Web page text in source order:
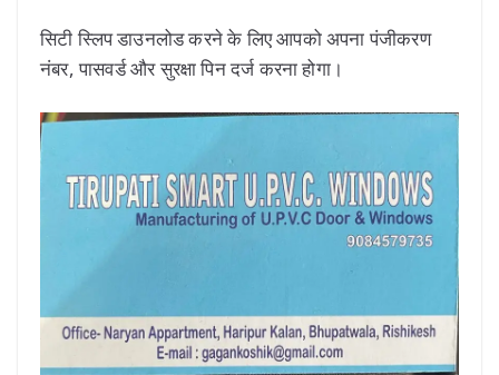
सिटी स्लिप डाउनलोड करने के लिए आपको अपना पंजीकरण
नंबर, पासवर्ड और सुरक्षा पिन दर्ज करना होगा।